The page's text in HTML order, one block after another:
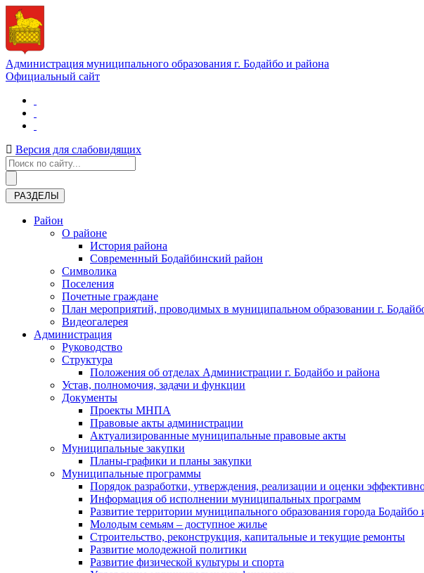
Администрация муниципального образования г. Бодайбо и района
Официальный сайт
Версия для слабовидящих
РАЗДЕЛЫ
Район
О районе
История района
Современный Бодайбинский район
Символика
Поселения
Почетные граждане
План мероприятий, проводимых в муниципальном образовании г.
Видеогалерея
Администрация
Руководство
Структура
Положения об отделах Администрации г. Бодайбо и района
Устав, полномочия, задачи и функции
Документы
Проекты МНПА
Правовые акты администрации
Актуализированные муниципальные правовые акты
Муниципальные закупки
Планы-графики и планы закупки
Муниципальные программы
Порядок разработки, утверждения, реализации и оценки
Информация об исполнении муниципальных программ
Развитие территории муниципального образования города Бодайбо
Молодым семьям – доступное жилье
Строительство, реконструкция, капитальные и текущие ремонты
Развитие молодежной политики
Развитие физической культуры и спорта